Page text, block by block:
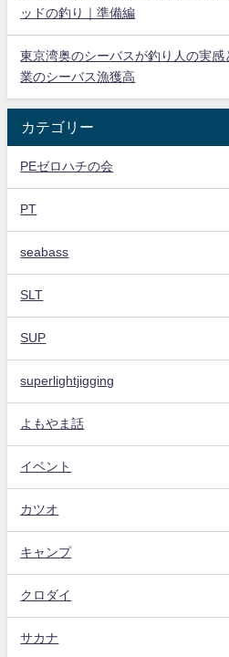
ッドの釣り｜準備編
東京湾奥のシーバスが釣り人の実
業のシーバス漁獲高
カテゴリー
PEゼロハチの会
PT
seabass
SLT
SUP
superlightjigging
よもやま話
イベント
カツオ
キャンプ
クロダイ
サカナ